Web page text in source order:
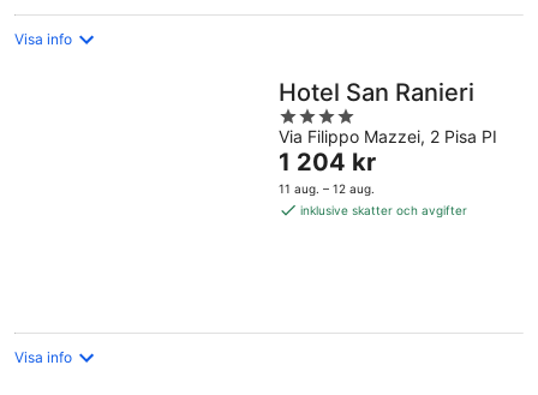
Visa info
Hotel San Ranieri
4
out
of
5
Via Filippo Mazzei, 2 Pisa PI
Priset
är
1 204 kr
1 204 kr
11 aug. – 12 aug.
inklusive skatter och avgifter
Visa info